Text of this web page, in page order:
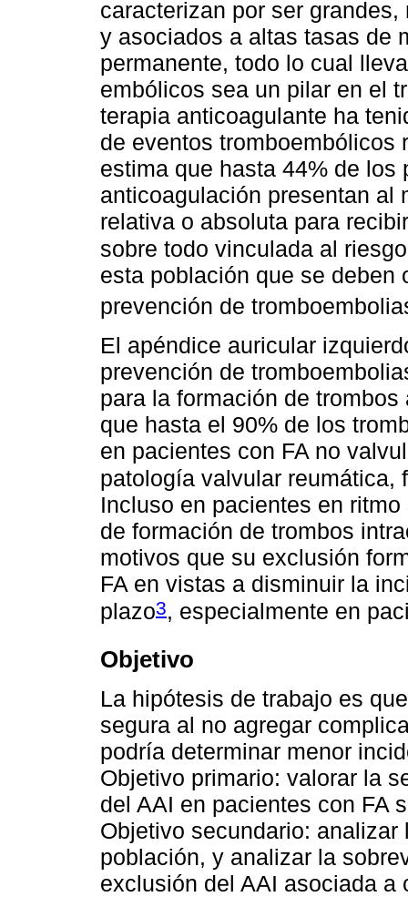
caracterizan por ser
y asociados a altas tasas de
permanente, todo lo cual
embólicos sea un pilar en el
terapia anticoagulante ha
de eventos tromboembólicos
estima que hasta 44% de
anticoagulación presentan al
relativa o absoluta para
sobre todo vinculada al
esta población que se deben
prevención de
El apéndice auricular
prevención de
para la formación de
que hasta el 90% de los
en pacientes con FA no
patología valvular reumática,
Incluso en pacientes en
de formación de trombos
motivos que su exclusión
FA en vistas a disminuir la
plazo3, especialmente en
Objetivo
La hipótesis de trabajo es
segura al no agregar
podría determinar menor
Objetivo primario: valorar la
del AAI en pacientes con FA
Objetivo secundario:
población, y analizar la
exclusión del AAI asociada a